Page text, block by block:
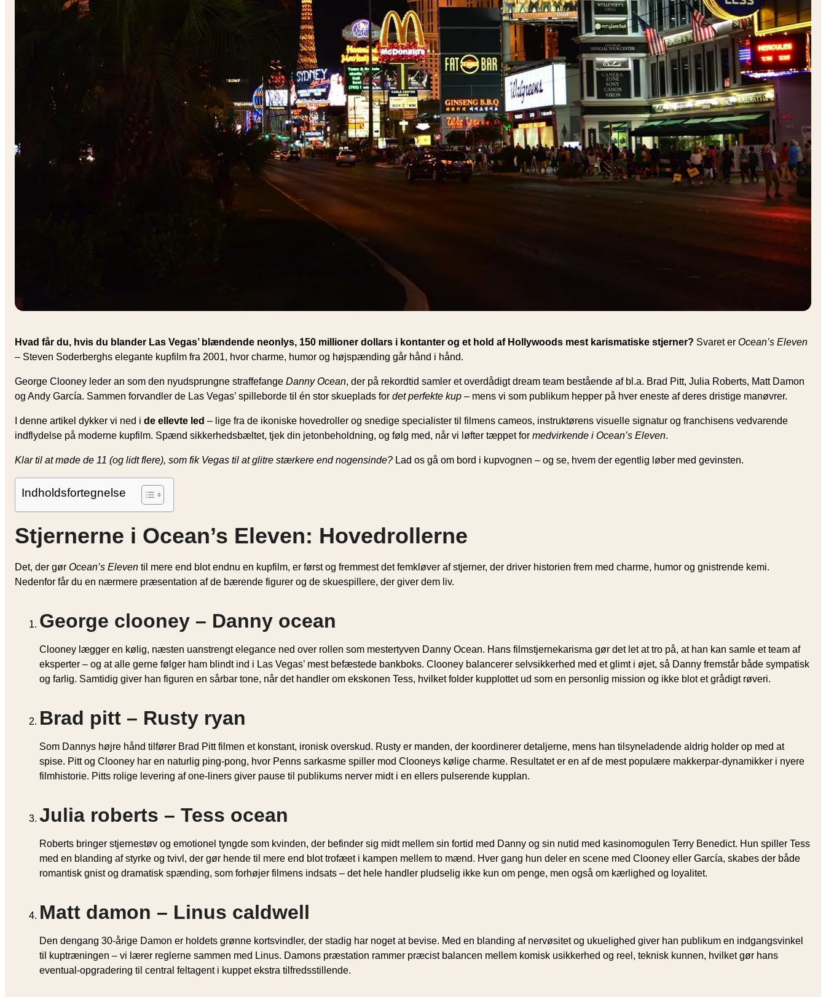
Hvad får du, hvis du blander Las Vegas’ blændende neonlys, 150 millioner dollars i kontanter og et hold af Hollywoods mest karismatiske stjerner? Svaret er Ocean’s Eleven
– Steven Soderberghs elegante kupfilm fra 2001, hvor charme, humor og højspænding går hånd i hånd.
George Clooney leder an som den nyudsprungne straffefange Danny Ocean, der på rekordtid samler et overdådigt dream team bestående af bl.a. Brad Pitt, Julia Roberts, Matt Damon
og Andy García. Sammen forvandler de Las Vegas’ spilleborde til én stor skueplads for det perfekte kup – mens vi som publikum hepper på hver eneste af deres dristige manøvrer.
I denne artikel dykker vi ned i de ellevte led – lige fra de ikoniske hovedroller og snedige specialister til filmens cameos, instruktørens visuelle signatur og franchisens vedvarende
indflydelse på moderne kupfilm. Spænd sikkerhedsbæltet, tjek din jetonbeholdning, og følg med, når vi løfter tæppet for medvirkende i Ocean’s Eleven.
Klar til at møde de 11 (og lidt flere), som fik Vegas til at glitre stærkere end nogensinde? Lad os gå om bord i kupvognen – og se, hvem der egentlig løber med gevinsten.
Indholdsfortegnelse
Stjernerne i Ocean’s Eleven: Hovedrollerne
Det, der gør Ocean’s Eleven til mere end blot endnu en kupfilm, er først og fremmest det femkløver af stjerner, der driver historien frem med charme, humor og gnistrende kemi.
Nedenfor får du en nærmere præsentation af de bærende figurer og de skuespillere, der giver dem liv.
George clooney – Danny ocean
Clooney lægger en kølig, næsten uanstrengt elegance ned over rollen som mestertyven Danny Ocean. Hans filmstjernekarisma gør det let at tro på, at han kan samle et team af
eksperter – og at alle gerne følger ham blindt ind i Las Vegas’ mest befæstede bankboks. Clooney balancerer selvsikkerhed med et glimt i øjet, så Danny fremstår både sympatisk
og farlig. Samtidig giver han figuren en sårbar tone, når det handler om ekskonen Tess, hvilket folder kupplottet ud som en personlig mission og ikke blot et grådigt røveri.
Brad pitt – Rusty ryan
Som Dannys højre hånd tilfører Brad Pitt filmen et konstant, ironisk overskud. Rusty er manden, der koordinerer detaljerne, mens han tilsyneladende aldrig holder op med at
spise. Pitt og Clooney har en naturlig ping-pong, hvor Penns sarkasme spiller mod Clooneys kølige charme. Resultatet er en af de mest populære makkerpar-dynamikker i nyere
filmhistorie. Pitts rolige levering af one-liners giver pause til publikums nerver midt i en ellers pulserende kupplan.
Julia roberts – Tess ocean
Roberts bringer stjernestøv og emotionel tyngde som kvinden, der befinder sig midt mellem sin fortid med Danny og sin nutid med kasino­mogulen Terry Benedict. Hun spiller Tess
med en blanding af styrke og tvivl, der gør hende til mere end blot trofæet i kampen mellem to mænd. Hver gang hun deler en scene med Clooney eller García, skabes der både
romantisk gnist og dramatisk spænding, som forhøjer filmens indsats – det hele handler pludselig ikke kun om penge, men også om kærlighed og loyalitet.
Matt damon – Linus caldwell
Den dengang 30-årige Damon er holdets grønne kortsvindler, der stadig har noget at bevise. Med en blanding af nervøsitet og ukuelighed giver han publikum en indgangsvinkel
til kuptræningen – vi lærer reglerne sammen med Linus. Damons præstation rammer præcist balancen mellem komisk usikkerhed og reel, teknisk kunnen, hvilket gør hans
eventual-opgradering til central feltagent i kuppet ekstra tilfredsstillende.